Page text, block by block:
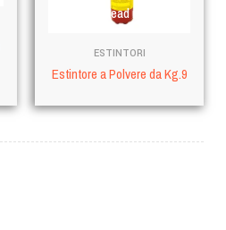
Read more
ESTINTORI
Estintore a Polvere da Kg.9